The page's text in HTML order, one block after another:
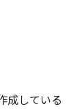
成している